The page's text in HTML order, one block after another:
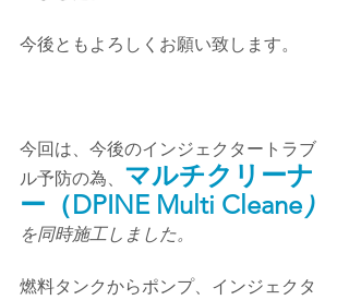
今後ともよろしくお願い致します。
今回は、今後のインジェクタートラブ
ル予防の為、 マルチクリーナ
ー（DPINE Multi Cleane ）
を同時施工しました。
燃料タンクからポンプ、インジェクタ